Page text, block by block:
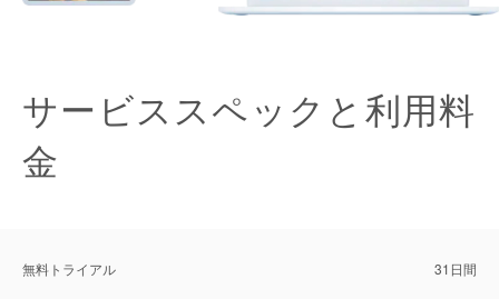
サービススペックと利用料
金
無料トライアル 31日間